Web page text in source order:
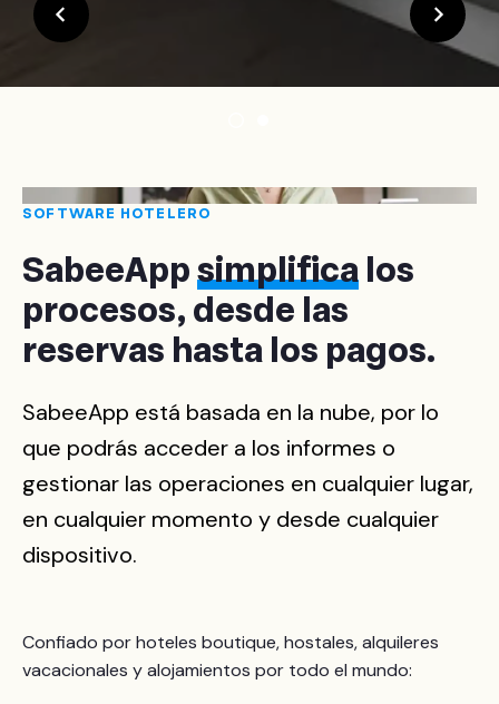
SOFTWARE HOTELERO
SabeeAppsimplificalos
procesos, desde las
reservas hasta los pagos.
SabeeApp está basada en la nube, por lo
que podrás acceder a los informes o
gestionar las operaciones en cualquier lugar,
en cualquier momento y desde cualquier
dispositivo.
Confiado por hoteles boutique, hostales, alquileres
vacacionales y alojamientos por todo el mundo: